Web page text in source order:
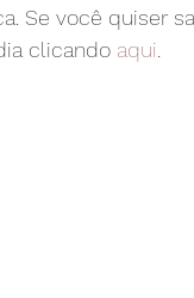
Se você quiser
clicando aqui